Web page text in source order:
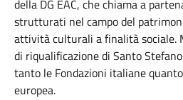
della DG EAC, che chiama a
strutturati nel campo del
attività culturali a finalità sociale.
di riqualificazione di Santo
tanto le Fondazioni italiane
europea.